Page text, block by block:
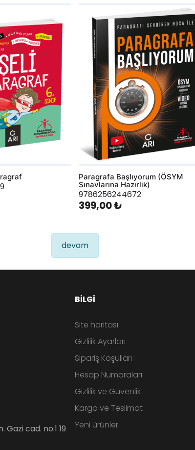
AddToWishlist
Paragrafa Başlıyorum (ÖSYM
Sınavlarına Hazırlık)
9786256244672
399,00 ₺
devam
Gazi cad. no:1 19
BILGI
Site haritası
Gizlilik Ayarları
Sipariş Koşulları
Hesap Numaraları
Gizlilik ve Güvenlik
Kargo ve Teslimat
Yeni ürünler